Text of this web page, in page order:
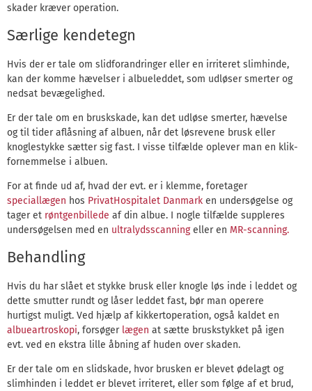
skader kræver operation.
Særlige kendetegn
Hvis der er tale om slidforandringer eller en irriteret slimhinde,
kan der komme hævelser i albueleddet, som udløser smerter og
nedsat bevægelighed.
Er der tale om en bruskskade, kan det udløse smerter, hævelse
og til tider aflåsning af albuen, når det løsrevene brusk eller
knoglestykke sætter sig fast. I visse tilfælde oplever man en klik-
fornemmelse i albuen.
For at finde ud af, hvad der evt. er i klemme, foretager
speciallægen hos PrivatHospitalet Danmark en undersøgelse og
tager et røntgenbillede af din albue. I nogle tilfælde suppleres
undersøgelsen med en ultralydsscanningeller en MR-scanning.
Behandling
Hvis du har slået et stykke brusk eller knogle løs inde i leddet og
dette smutter rundt og låser leddet fast, bør man operere
hurtigst muligt. Ved hjælp af kikkertoperation, også kaldet en
albueartroskopi, forsøger lægen at sætte bruskstykket på igen
evt. ved en ekstra lille åbning af huden over skaden.
Er der tale om en slidskade, hvor brusken er blevet ødelagt og
slimhinden i leddet er blevet irriteret, eller som følge af et brud,